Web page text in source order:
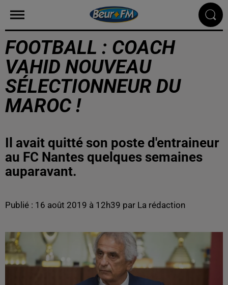
FOOTBALL : COACH
VAHID NOUVEAU
SÉLECTIONNEUR DU
MAROC !
Il avait quitté son poste d'entraineur
au FC Nantes quelques semaines
auparavant.
Publié : 16 août 2019 à 12h39 par La rédaction